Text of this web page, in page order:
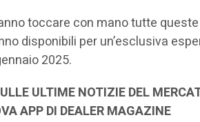
toccare con mano tutte
disponibili per un’esclusiva
2025.
ULTIME NOTIZIE DEL
APP DI DEALER MAGAZINE